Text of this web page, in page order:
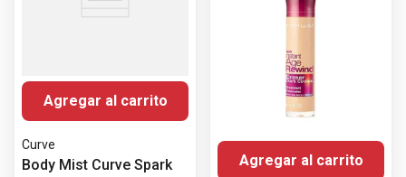
Agregar al carrito
Curve
Body Mist Curve Spark
Agregar al carrito